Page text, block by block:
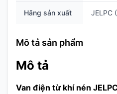
Hãng sản xuất JELPC
Mô tả sản phẩm
Mô tả
Van điện từ khí nén